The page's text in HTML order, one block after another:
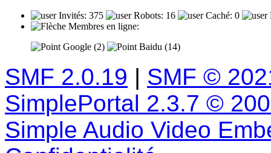
Invités: 375 Robots: 16 Caché: 0
Membres en ligne:
Google (2)
Baidu (14)
SMF 2.0.19 | SMF ©
SimplePortal 2.3.7 ©
Simple Audio Video